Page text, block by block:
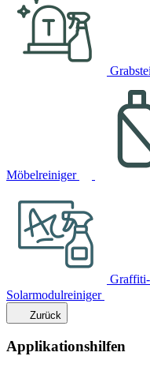
Möbelreiniger
Solarmodulreiniger
Zurück
Applikationshilfen